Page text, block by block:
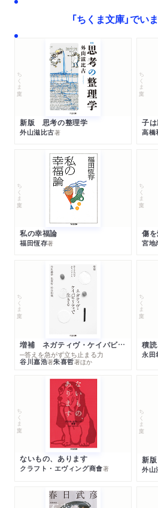
「ちくま文庫」でい
ちくま文庫
新版 思考の整理学
外山滋比古著
ちくま文庫
高橋
ちくま文庫
私の幸福論
福田恆存著
ちくま文庫
傷
宮地
ちくま文庫
増補 ネガティヴ・ケイパビリティで生きる
─答えを急がず立ち止まる力
谷川嘉浩著朱喜哲著ほか
ちくま文庫
積
永田
ちくま文庫
ないもの、あります
クラフト・エヴィング商會著
ちくま文庫
新
外山